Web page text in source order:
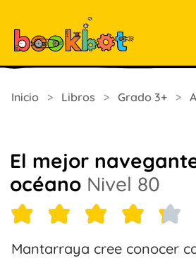
Inicio > Libros > Grado 3+ >
El mejor
océano Nivel 80
Mantarraya cree conocer